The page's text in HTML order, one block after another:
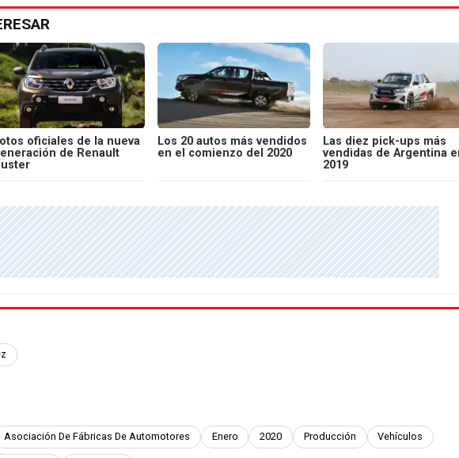
oficiales de la nueva
de Renault
Los 20 autos más vendidos
en el comienzo del 2020
Las diez pick-ups más
vendidas de Argentina
2019
Asociación De Fábricas De Automotores Enero 2020 Producción Vehículos